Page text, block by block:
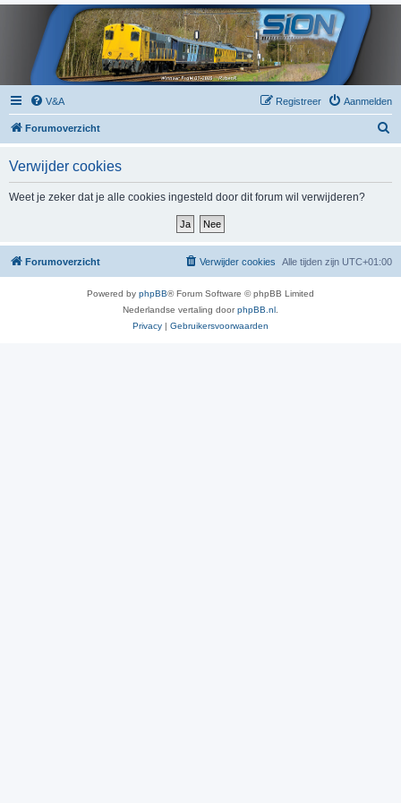
V&A Aanmelden
Registreer
Forumoverzicht
Verwijder cookies
Weet je zeker dat je alle cookies ingesteld door dit forum wil verwijderen?
Forumoverzicht Alle tijden zijn UTC+01:00
Verwijder cookies
Powered by phpBB® Forum Software © phpBB Limited
Nederlandse vertaling doorphpBB.nl
Privacy | Gebruikersvoorwaarden